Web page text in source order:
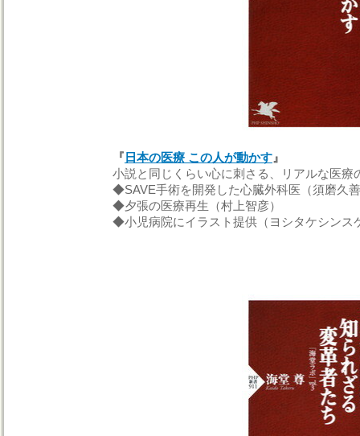
『 日本の医療 この人が動かす 』
小説と同じくらい心に刺さる、リアルな医療
◆SAVE手術を開発した心臓外科医（須磨久
◆夕張の医療再生（村上智彦）
◆小児病院にイラスト提供（ヨシタケシンス